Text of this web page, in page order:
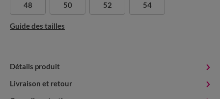
48 50 52 54
Guide des tailles
Détails produit
Livraison et retour